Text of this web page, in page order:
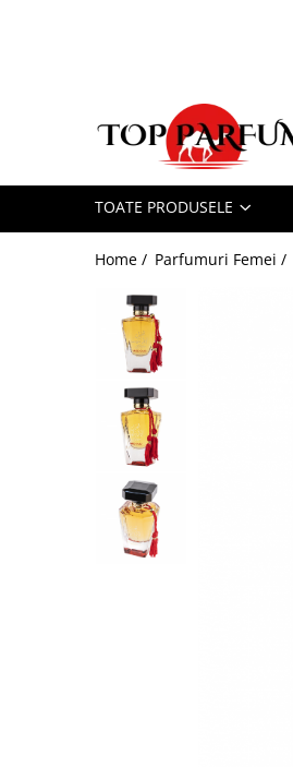
Seturi Parfumuri
Pachete BARBATI
Parfumuri Barbati
Parfumuri Unisex
Tipuri Parfumuri
Parfumuri Citrice
Parfumuri Condimentate
Parfumuri Dulci
Parfumuri Exotice
TOATE PRODUSELE
Home / Parfumuri Femei /